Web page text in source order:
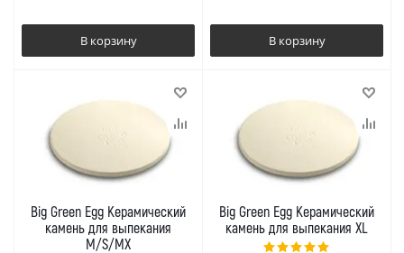
В корзину В корзину
Big Green Egg Керамический
камень для выпекания
M/S/MX
Big Green Egg Керамический
камень для выпекания XL